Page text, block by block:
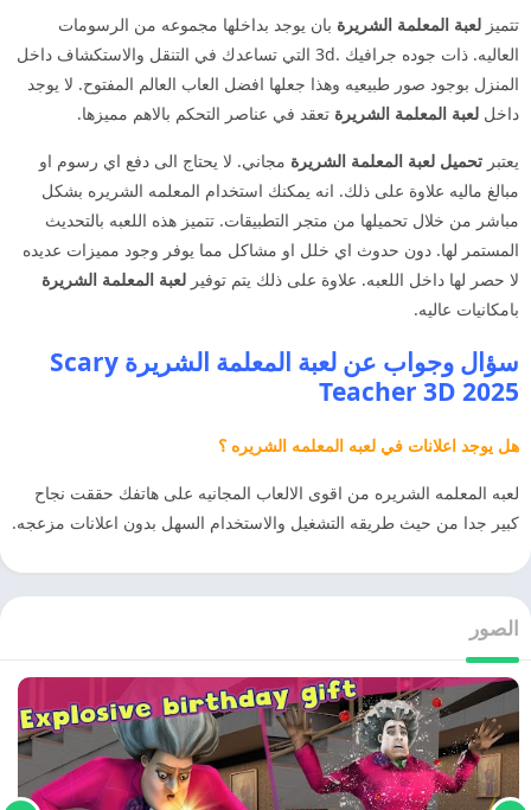
تتميز لعبة المعلمة الشريرة بان يوجد بداخلها مجموعه من الرسومات
العاليه. ذات جوده جرافيك .3d التي تساعدك في التنقل والاستكشاف داخل
المنزل بوجود صور طبيعيه وهذا جعلها افضل العاب العالم المفتوح. لا يوجد
داخل لعبة المعلمة الشريرة تعقد في عناصر التحكم بالاهم مميزها.
يعتبر تحميل لعبة المعلمة الشريرة مجاني. لا يحتاج الى دفع اي رسوم او
مبالغ ماليه علاوة على ذلك. انه يمكنك استخدام المعلمه الشريره بشكل
مباشر من خلال تحميلها من متجر التطبيقات. تتميز هذه اللعبه بالتحديث
المستمر لها. دون حدوث اي خلل او مشاكل مما يوفر وجود مميزات عديده
لا حصر لها داخل اللعبه. علاوة على ذلك يتم توفير لعبة المعلمة الشريرة
بامكانيات عاليه.
سؤال وجواب عن لعبة المعلمة الشريرة Scary
Teacher 3D 2025
هل يوجد اعلانات في لعبه المعلمه الشريره ؟
لعبه المعلمه الشريره من اقوى الالعاب المجانيه على هاتفك حققت نجاح
كبير جدا من حيث طريقه التشغيل والاستخدام السهل بدون اعلانات مزعجه.
الصور